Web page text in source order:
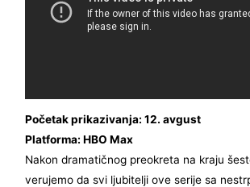
Početak prikazivanja: 12. avgust
Platforma: HBO Max
Nakon dramatičnog preokreta na kraju
verujemo da svi ljubitelji ove serije sa